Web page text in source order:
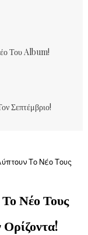
Του Album!
Σεπτέμβριο!
Το Νέο Τους
Νέο Τους